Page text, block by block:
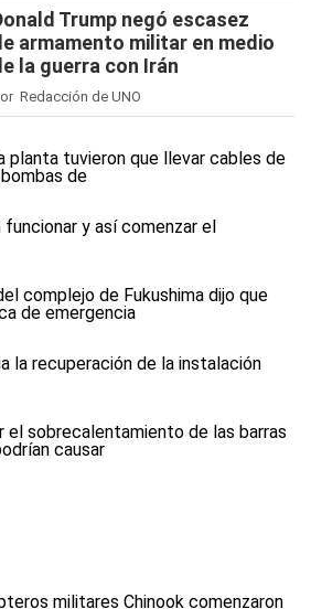
Trump negó escasez
armamento militar en medio
la guerra con Irán
Redacción de UNO
planta tuvieron que llevar cables de
de
funcionar y así comenzar el
complejo de Fukushima dijo que
de emergencia
la recuperación de la instalación
el sobrecalentamiento de las barras
causar
militares Chinook comenzaron